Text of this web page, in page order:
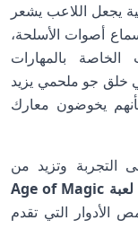
يجعل اللاعب يشعر
أصوات الأسلحة،
الخاصة بالمهارات
خلق جو ملحمي يزيد
يخوضون معارك
التجربة وتزيد من
تحميل لعبة Age of Magic
الأدوار التي تقدم